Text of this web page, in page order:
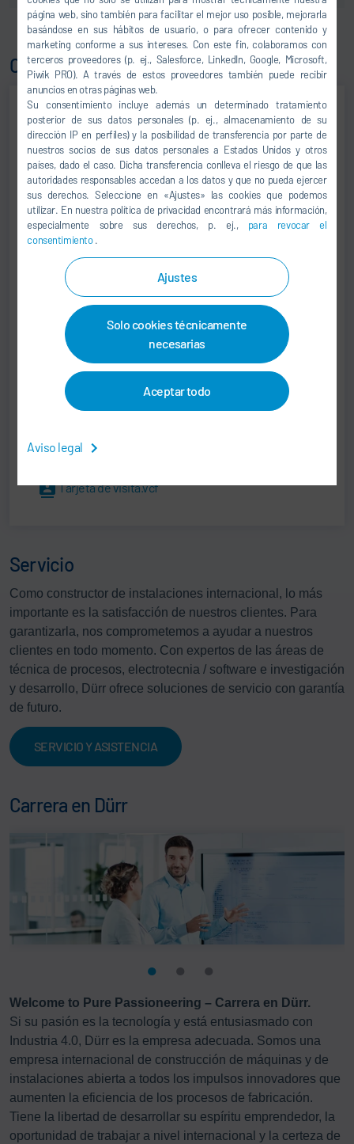
página web, sino también para facilitar el mejor uso posible, mejorarla
basándose en sus hábitos de usuario, o para ofrecer contenido y
marketing conforme a sus intereses. Con este fin, colaboramos con
terceros proveedores (p. ej., Salesforce, LinkedIn, Google, Microsoft,
Piwik PRO). A través de estos proveedores también puede recibir
anuncios en otras páginas web.
Su consentimiento incluye además un determinado tratamiento
posterior de sus datos personales (p. ej., almacenamiento de su
dirección IP en perfiles) y la posibilidad de transferencia por parte de
nuestros socios de sus datos personales a Estados Unidos y otros
países, dado el caso. Dicha transferencia conlleva el riesgo de que las
autoridades responsables accedan a los datos y que no pueda ejercer
sus derechos. Seleccione en «Ajustes» las cookies que podemos
utilizar. En nuestra política de privacidad encontrará más información,
especialmente sobre sus derechos, p. ej., para revocar el
consentimiento.
Ajustes
Solo cookies técnicamente
necesarias
Aceptar todo
Aviso legal
Contacto
+49 7142 78-0
info@durr.com
Dürr Systems AG
Carl-Benz-Str. 34
74321 Bietigheim-Bissingen
Alemania
Tarjeta de visita.vcf
Servicio
Como constructor de instalaciones internacional, lo más
importante es la satisfacción de nuestros clientes. Para
garantizarla, nos comprometemos a ayudar a nuestros
clientes en todo momento. Con expertos de las áreas de
técnica de procesos, electrotecnia / software e investigación
y desarrollo, Dürr ofrece soluciones de servicio con garantía
de futuro.
SERVICIO Y ASISTENCIA
Carrera en Dürr
Welcome to Pure Passioneering – Carrera en Dürr.
Si su pasión es la tecnología y está entusiasmado con
Industria 4.0, Dürr es la empresa adecuada. Somos una
empresa internacional de construcción de máquinas y de
instalaciones abierta a todos los impulsos innovadores que
aumenten la eficiencia de los procesos de fabricación.
Tiene la libertad de desarrollar su espíritu emprendedor, la
oportunidad de trabajar a nivel internacional y la certeza de